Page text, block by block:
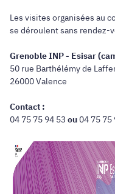
Les visites organisées au
se déroulent sans rendez-
Grenoble INP - Esisar
50 rue Barthélémy de
26000 Valence
Contact :
04 75 75 94 53 ou04 75 75